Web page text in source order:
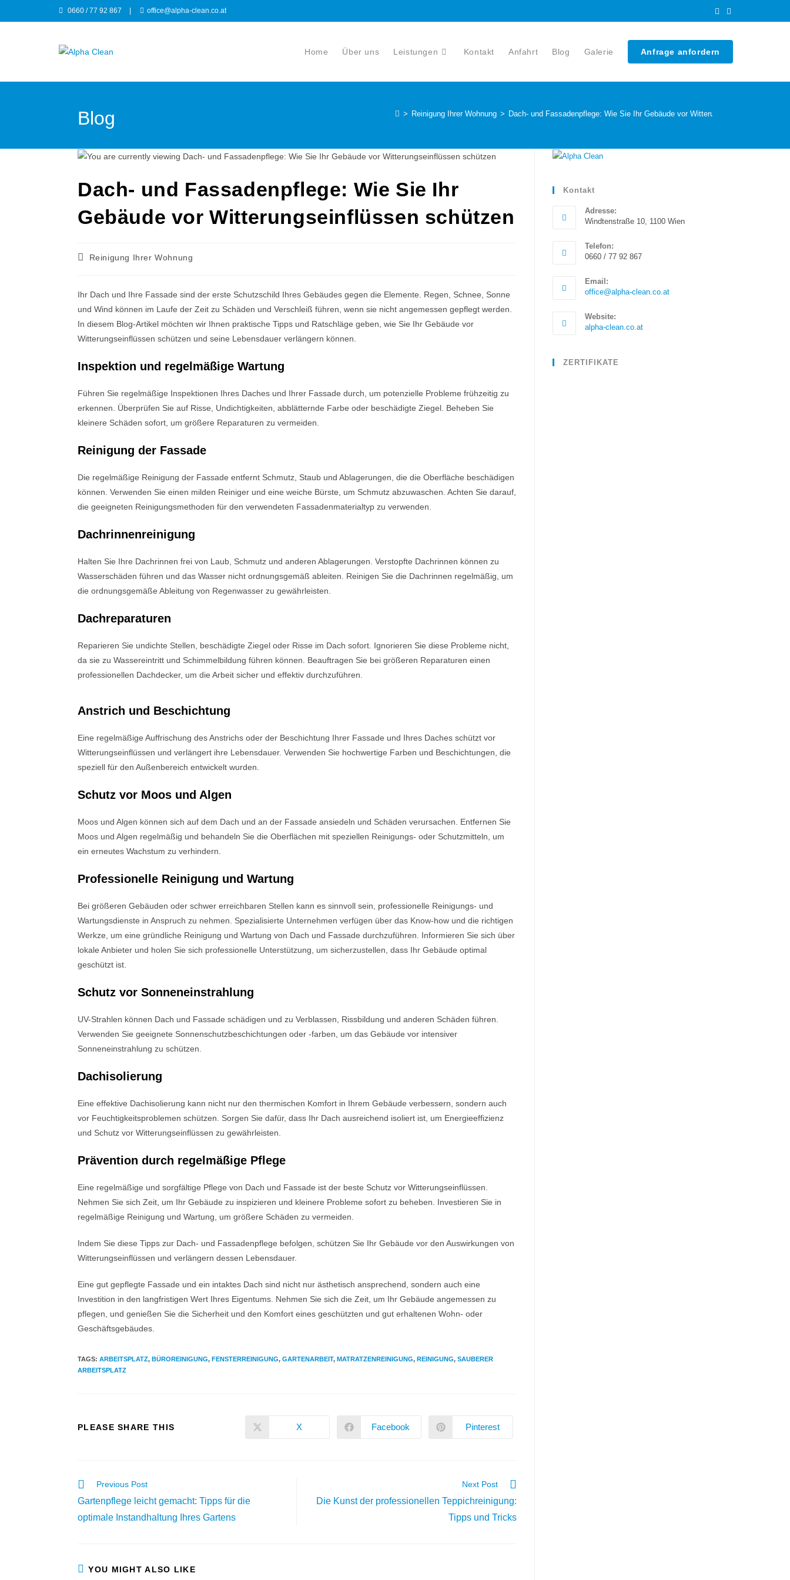
0660 / 77 92 867 office@alpha-clean.co.at
Home Über uns Leistungen Kontakt Anfahrt Blog Galerie Anfrage anfordern
Blog > Reinigung Ihrer Wohnung > Dach- und Fassadenpflege: Wie Sie Ihr Gebäude vor Witterungseinflüssen
Dach- und Fassadenpflege: Wie Sie Ihr
Gebäude vor Witterungseinflüssen schützen
Reinigung Ihrer Wohnung
Ihr Dach und Ihre Fassade sind der erste Schutzschild Ihres Gebäudes gegen die Elemente. Regen, Schnee, Sonne
und Wind können im Laufe der Zeit zu Schäden und Verschleiß führen, wenn sie nicht angemessen gepflegt werden.
In diesem Blog-Artikel möchten wir Ihnen praktische Tipps und Ratschläge geben, wie Sie Ihr Gebäude vor
Witterungseinflüssen schützen und seine Lebensdauer verlängern können.
Inspektion und regelmäßige Wartung
Führen Sie regelmäßige Inspektionen Ihres Daches und Ihrer Fassade durch, um potenzielle Probleme frühzeitig zu
erkennen. Überprüfen Sie auf Risse, Undichtigkeiten, abblätternde Farbe oder beschädigte Ziegel. Beheben Sie
kleinere Schäden sofort, um größere Reparaturen zu vermeiden.
Reinigung der Fassade
Die regelmäßige Reinigung der Fassade entfernt Schmutz, Staub und Ablagerungen, die die Oberfläche beschädigen
können. Verwenden Sie einen milden Reiniger und eine weiche Bürste, um Schmutz abzuwaschen. Achten Sie darauf,
die geeigneten Reinigungsmethoden für den verwendeten Fassadenmaterialtyp zu verwenden.
Dachrinnenreinigung
Halten Sie Ihre Dachrinnen frei von Laub, Schmutz und anderen Ablagerungen. Verstopfte Dachrinnen können zu
Wasserschäden führen und das Wasser nicht ordnungsgemäß ableiten. Reinigen Sie die Dachrinnen regelmäßig, um
die ordnungsgemäße Ableitung von Regenwasser zu gewährleisten.
Dachreparaturen
Reparieren Sie undichte Stellen, beschädigte Ziegel oder Risse im Dach sofort. Ignorieren Sie diese Probleme nicht,
da sie zu Wassereintritt und Schimmelbildung führen können. Beauftragen Sie bei größeren Reparaturen einen
professionellen Dachdecker, um die Arbeit sicher und effektiv durchzuführen.
Anstrich und Beschichtung
Eine regelmäßige Auffrischung des Anstrichs oder der Beschichtung Ihrer Fassade und Ihres Daches schützt vor
Witterungseinflüssen und verlängert ihre Lebensdauer. Verwenden Sie hochwertige Farben und Beschichtungen, die
speziell für den Außenbereich entwickelt wurden.
Schutz vor Moos und Algen
Moos und Algen können sich auf dem Dach und an der Fassade ansiedeln und Schäden verursachen. Entfernen Sie
Moos und Algen regelmäßig und behandeln Sie die Oberflächen mit speziellen Reinigungs- oder Schutzmitteln, um
ein erneutes Wachstum zu verhindern.
Professionelle Reinigung und Wartung
Bei größeren Gebäuden oder schwer erreichbaren Stellen kann es sinnvoll sein, professionelle Reinigungs- und
Wartungsdienste in Anspruch zu nehmen. Spezialisierte Unternehmen verfügen über das Know-how und die richtigen
Werkze, um eine gründliche Reinigung und Wartung von Dach und Fassade durchzuführen. Informieren Sie sich über
lokale Anbieter und holen Sie sich professionelle Unterstützung, um sicherzustellen, dass Ihr Gebäude optimal
geschützt ist.
Schutz vor Sonneneinstrahlung
UV-Strahlen können Dach und Fassade schädigen und zu Verblassen, Rissbildung und anderen Schäden führen.
Verwenden Sie geeignete Sonnenschutzbeschichtungen oder -farben, um das Gebäude vor intensiver
Sonneneinstrahlung zu schützen.
Dachisolierung
Eine effektive Dachisolierung kann nicht nur den thermischen Komfort in Ihrem Gebäude verbessern, sondern auch
vor Feuchtigkeitsproblemen schützen. Sorgen Sie dafür, dass Ihr Dach ausreichend isoliert ist, um Energieeffizienz
und Schutz vor Witterungseinflüssen zu gewährleisten.
Prävention durch regelmäßige Pflege
Eine regelmäßige und sorgfältige Pflege von Dach und Fassade ist der beste Schutz vor Witterungseinflüssen.
Nehmen Sie sich Zeit, um Ihr Gebäude zu inspizieren und kleinere Probleme sofort zu beheben. Investieren Sie in
regelmäßige Reinigung und Wartung, um größere Schäden zu vermeiden.
Indem Sie diese Tipps zur Dach- und Fassadenpflege befolgen, schützen Sie Ihr Gebäude vor den Auswirkungen von
Witterungseinflüssen und verlängern dessen Lebensdauer.
Eine gut gepflegte Fassade und ein intaktes Dach sind nicht nur ästhetisch ansprechend, sondern auch eine
Investition in den langfristigen Wert Ihres Eigentums. Nehmen Sie sich die Zeit, um Ihr Gebäude angemessen zu
pflegen, und genießen Sie die Sicherheit und den Komfort eines geschützten und gut erhaltenen Wohn- oder
Geschäftsgebäudes.
TAGS: ARBEITSPLATZ, BÜROREINIGUNG, FENSTERREINIGUNG, GARTENARBEIT, MATRATZENREINIGUNG, REINIGUNG, SAUBERER
ARBEITSPLATZ
PLEASE SHARE THIS X Facebook Pinterest
Previous Post
Gartenpflege leicht gemacht: Tipps für die
optimale Instandhaltung Ihres Gartens
Next Post
Die Kunst der professionellen Teppichreinigung:
Tipps und Tricks
YOU MIGHT ALSO LIKE
Kontakt
Adresse:
Windtenstraße 10, 1100 Wien
Telefon:
0660 / 77 92 867
Email:
office@alpha-clean.co.at
Website:
alpha-clean.co.at
ZERTIFIKATE